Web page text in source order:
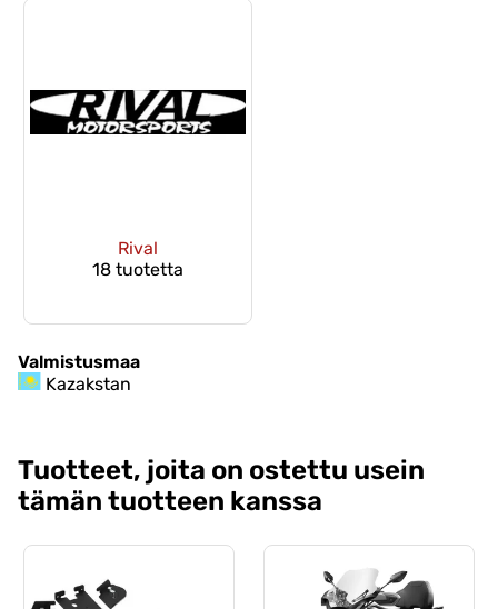
Rival
18 tuotetta
Valmistusmaa
Kazakstan
Tuotteet, joita on ostettu usein
tämän tuotteen kanssa